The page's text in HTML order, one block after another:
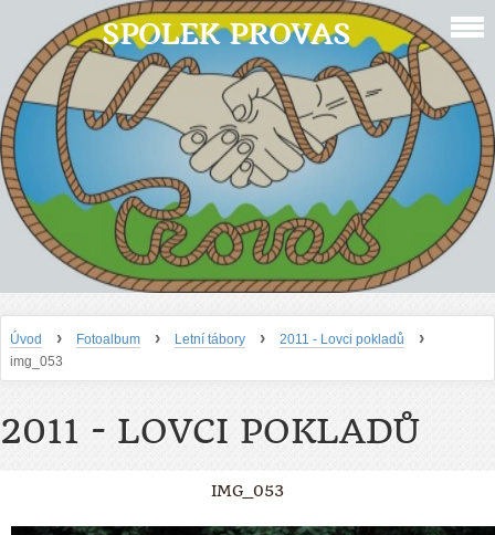
SPOLEK PROVAS
Úvod › Fotoalbum › Letní tábory › 2011 - Lovci pokladů ›
img_053
2011 - LOVCI POKLADŮ
IMG_053